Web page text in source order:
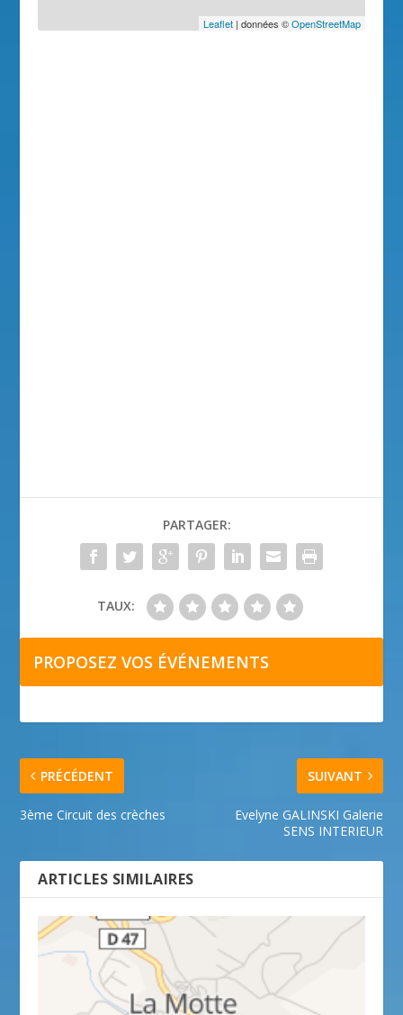
Leaflet| données ©OpenStreetMap
PARTAGER:
TAUX:
PROPOSEZ VOS ÉVÉNEMENTS
PRÉCÉDENT
3ème Circuit des crèches
SUIVANT
Evelyne GALINSKI Galerie
SENS INTERIEUR
ARTICLES SIMILAIRES